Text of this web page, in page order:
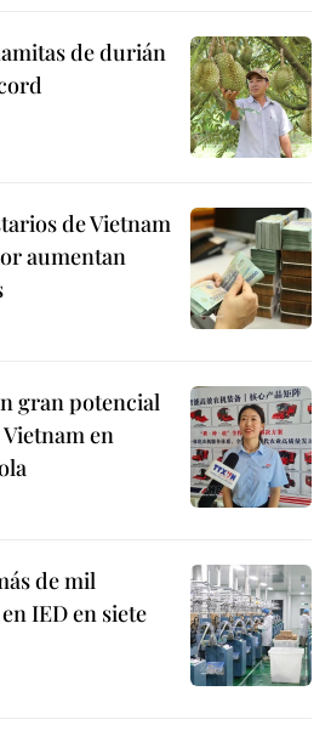
de durián
de Vietnam
aumentan
gran potencial
en
de mil
IED en siete